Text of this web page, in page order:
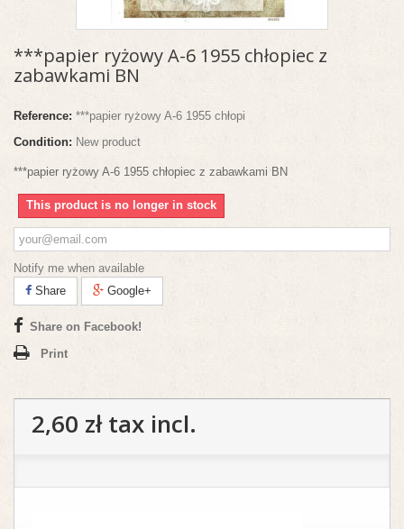
***papier ryżowy A-6 1955 chłopiec z
zabawkami BN
Reference: ***papier ryżowy A-6 1955 chłopi
Condition: New product
***papier ryżowy A-6 1955 chłopiec z zabawkami BN
This product is no longer in stock
Notify me when available
Share
Google+
Share on Facebook!
Print
2,60 złtax incl.